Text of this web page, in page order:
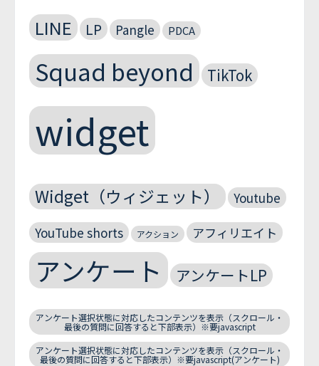
LINE LP Pangle PDCA
Squad beyond TikTok
widget
Widget（ウィジェット）
Youtube
YouTube shorts
アクション アフィリエイト
アンケート アンケートLP
アンケート選択状態に対応したコンテンツを表示（スクロール・
最後の質問に回答すると下部表示）※要javascript
アンケート選択状態に対応したコンテンツを表示（スクロール・
最後の質問に回答すると下部表示）※要javascript(アンケート)